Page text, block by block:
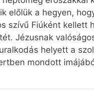
előlük a hegyen,
szívű Fiúként kellett
Jézusnak
helyett a
mondott